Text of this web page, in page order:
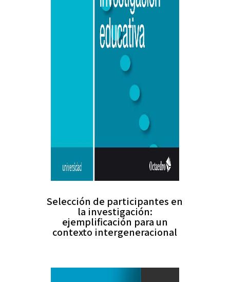
Selección de participantes en
la investigación:
ejemplificación para un
contexto intergeneracional